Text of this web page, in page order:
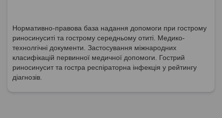
Нормативно-правова база надання допомоги при гострому
риносинуситі та гострому середньому отиті. Медико-
технолгічні документи. Застосування міжнародних
класифікацій первинної медичної допомоги. Гострий
риносинусит та гостра респіраторна інфекція у рейтингу
діагнозів.